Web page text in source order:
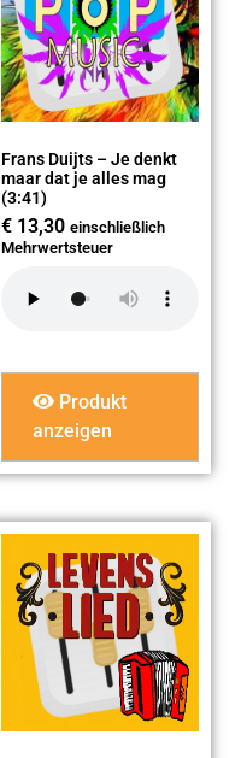
Frans Duijts – Je denkt
maar dat je alles mag
(3:41)
€ 13,30 einschließlich
Mehrwertsteuer
Produkt
anzeigen